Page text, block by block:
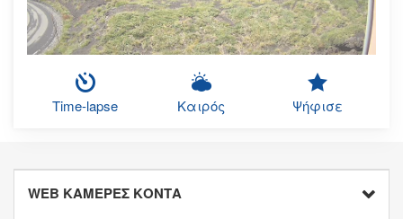
Time-lapse Καιρός Ψήφισε
WEB ΚΑΜΕΡΕΣ ΚΟΝΤΑ